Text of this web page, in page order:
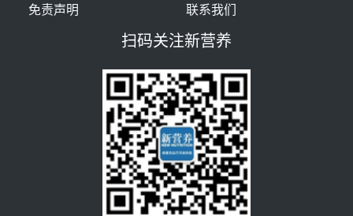
免责声明
联系我们
扫码关注新营养